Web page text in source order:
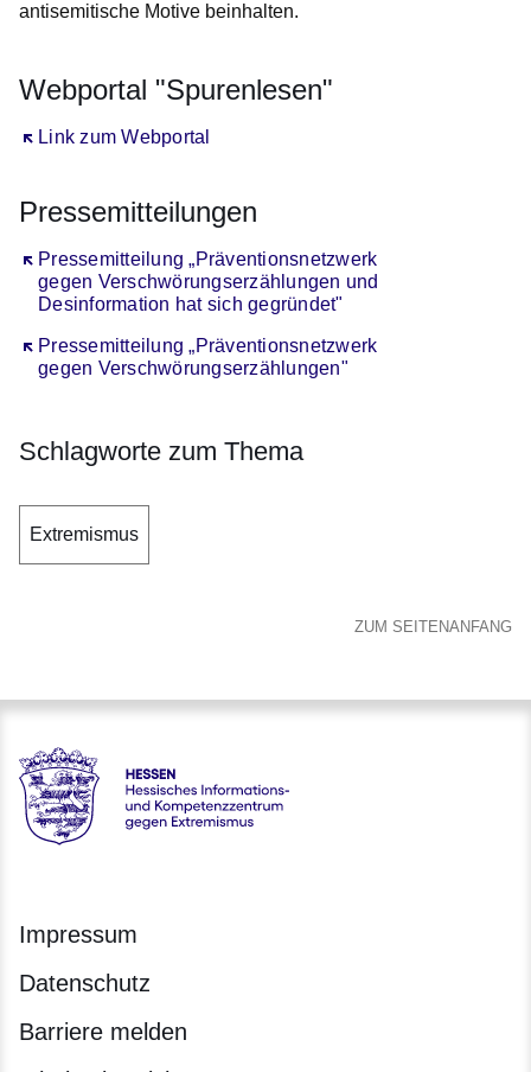
antisemitische Motive beinhalten.
Webportal "Spurenlesen"
Link zum Webportal
Öffnet sich in einem neuen Fenster
Pressemitteilungen
Pressemitteilung „Präventionsnetzwerk
gegen Verschwörungserzählungen und
Desinformation hat sich gegründet"
Öffnet sich in einem neuen Fenster
Pressemitteilung „Präventionsnetzwerk
gegen Verschwörungserzählungen"
Öffnet sich in einem neuen Fenster
Schlagworte zum Thema
Extremismus
ZUM SEITENANFANG
Hessen - Hessisches Informations- und Kompetenzzentrum
Impressum
Datenschutz
Barriere melden